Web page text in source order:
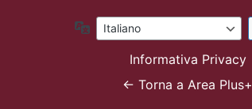
Lingua
Informativa Privacy
← Torna a Area Plus+